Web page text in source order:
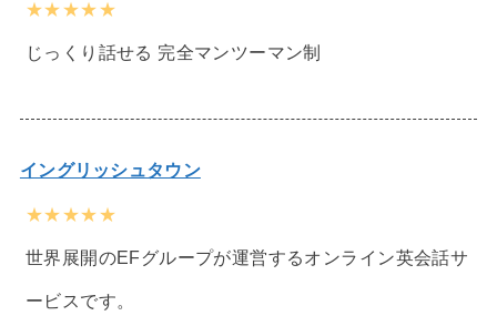
★★★★★
じっくり話せる 完全マンツーマン制
イングリッシュタウン
★★★★★
世界展開のEFグループが運営するオンライン英会話サ
ービスです。